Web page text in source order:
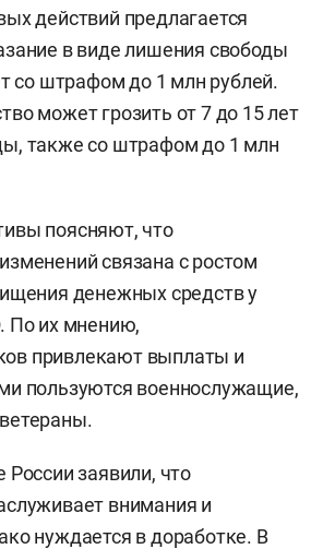
действий предлагается
в виде лишения свободы
со штрафом до 1 млн рублей.
может грозить от 7 до 15 лет
также со штрафом до 1 млн
поясняют, что
связана с ростом
денежных средств у
По их мнению,
привлекают выплаты и
пользуются военнослужащие,
России заявили, что
внимания и
нуждается в доработке. В